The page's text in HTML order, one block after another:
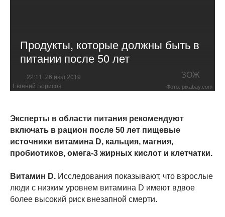
Продукты, которые должны быть в
питании после 50 лет
22:11, 26 июл 2019 ЗОЖ
Евгений Борисов Фото: pixabay.com
Эксперты в области питания рекомендуют
включать в рацион после 50 лет пищевые
источники витамина D, кальция, магния,
пробиотиков, омега-3 жирных кислот и клетчатки.
Витамин D. Исследования показывают, что взрослые
люди с низким уровнем витамина D имеют вдвое
более высокий риск внезапной смерти.